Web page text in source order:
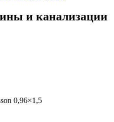
и канализации
0,96×1,5